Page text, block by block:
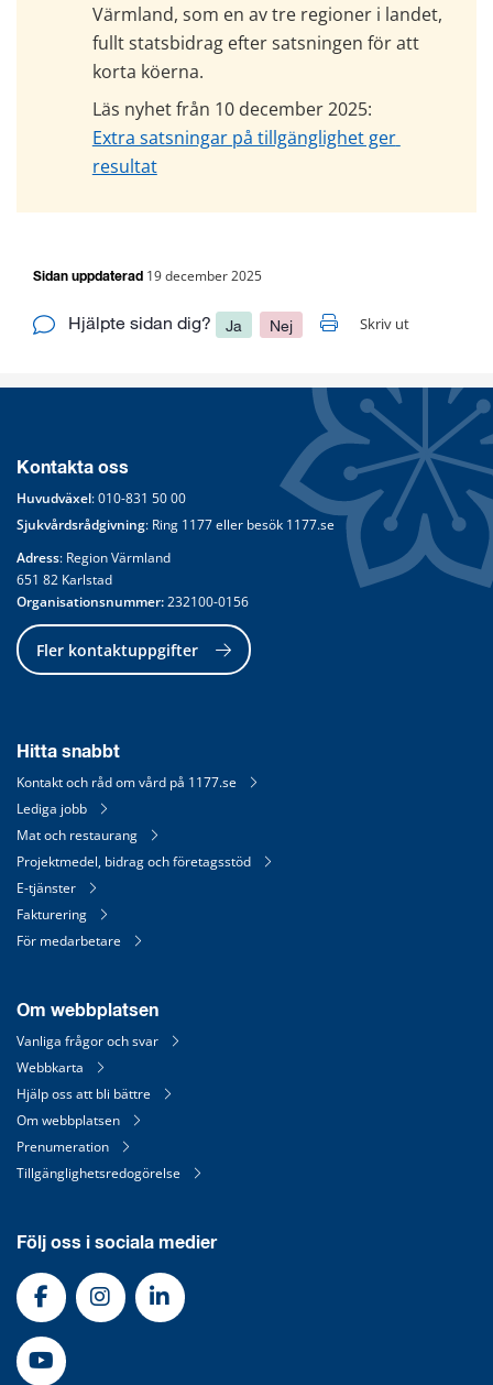
Värmland, som en av tre regioner i landet,
fullt statsbidrag efter satsningen för att
korta köerna.
Läs nyhet från 10 december 2025:
Extra satsningar på tillgänglighet ger
resultat
Sidan uppdaterad 19 december 2025
Hjälpte sidan dig? Ja Nej Skriv ut
Kontakta oss
Huvudväxel: 010-831 50 00
Sjukvårdsrådgivning: Ring 1177 eller besök 1177.se
Adress: Region Värmland
651 82 Karlstad
Organisationsnummer: 232100-0156
Fler kontaktuppgifter
Hitta snabbt
Kontakt och råd om vård på 1177.se
Lediga jobb
Mat och restaurang
Projektmedel, bidrag och företagsstöd
E-tjänster
Fakturering
För medarbetare
Om webbplatsen
Vanliga frågor och svar
Webbkarta
Hjälp oss att bli bättre
Om webbplatsen
Prenumeration
Tillgänglighetsredogörelse
Följ oss i sociala medier